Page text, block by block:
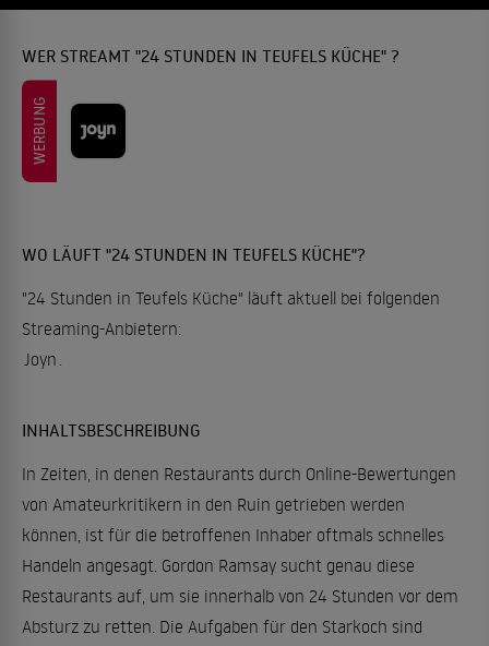
WER STREAMT "24 STUNDEN IN TEUFELS KÜCHE" ?
WERBUNG
WO LÄUFT "24 STUNDEN IN TEUFELS KÜCHE"?
"24 Stunden in Teufels Küche" läuft aktuell bei folgenden
Streaming-Anbietern:
Joyn .
INHALTSBESCHREIBUNG
In Zeiten, in denen Restaurants durch Online-Bewertungen
von Amateurkritikern in den Ruin getrieben werden
können, ist für die betroffenen Inhaber oftmals schnelles
Handeln angesagt. Gordon Ramsay sucht genau diese
Restaurants auf, um sie innerhalb von 24 Stunden vor dem
Absturz zu retten. Die Aufgaben für den Starkoch sind